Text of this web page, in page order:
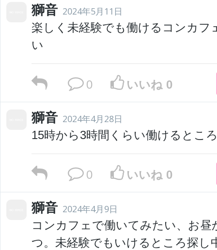
獅音 2024年5月11日
楽しく未経験でも働けるコンカフ
い
0 いいね 0
獅音 2024年4月28日
15時から3時間くらい働けるとこ
0 いいね 0
獅音 2024年4月9日
コンカフェで働いてみたい、お昼
つ。未経験でもいけるところ探し